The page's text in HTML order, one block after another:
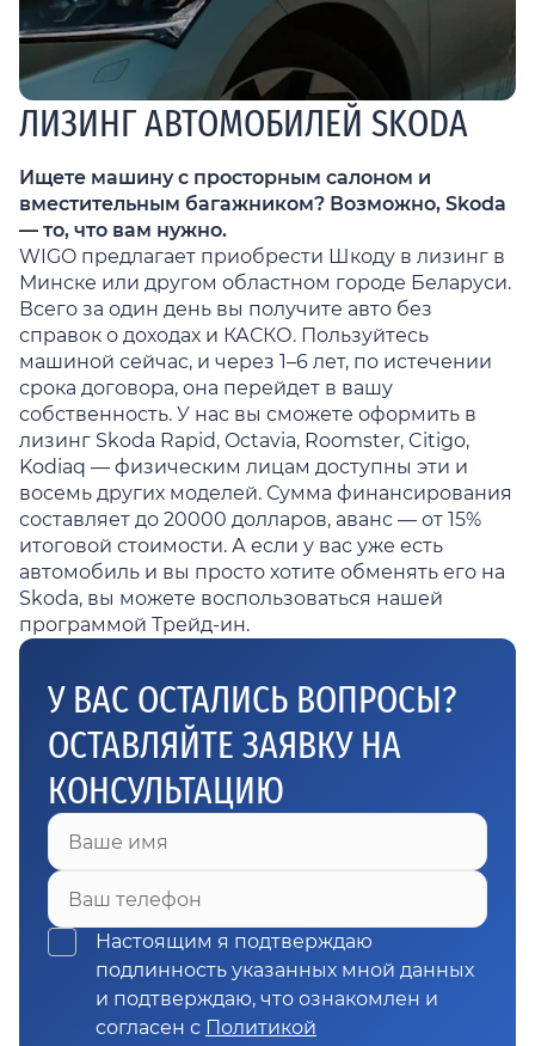
ЛИЗИНГ АВТОМОБИЛЕЙ SKODA
Ищете машину с просторным салоном и
вместительным багажником? Возможно, Skoda
— то, что вам нужно.
WIGO предлагает приобрести Шкоду в лизинг в
Минске или другом областном городе Беларуси.
Всего за один день вы получите авто без
справок о доходах и КАСКО. Пользуйтесь
машиной сейчас, и через 1–6 лет, по истечении
срока договора, она перейдет в вашу
собственность. У нас вы сможете оформить в
лизинг Skoda Rapid, Octavia, Roomster, Citigo,
Kodiaq — физическим лицам доступны эти и
восемь других моделей. Сумма финансирования
составляет до 20000 долларов, аванс — от 15%
итоговой стоимости. А если у вас уже есть
автомобиль и вы просто хотите обменять его на
Skoda, вы можете воспользоваться нашей
программой Трейд-ин.
У ВАС ОСТАЛИСЬ ВОПРОСЫ?
ОСТАВЛЯЙТЕ ЗАЯВКУ НА
КОНСУЛЬТАЦИЮ
Ваше имя
Ваш телефон
Настоящим я подтверждаю
подлинность указанных мной данных
и подтверждаю, что ознакомлен и
согласен с Политикой